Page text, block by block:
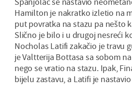
Hamilton je nakratko izletio na
put povratka na stazu pa nešto
Slično je bilo i u drugoj nesreći
Nocholas Latifi zakačio je travu
je Valtterija Bottasa sa sobom
nego se vratio na stazu. Ipak,
bijelu zastavu, a Latifi je